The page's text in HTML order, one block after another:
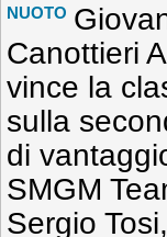
NUOTO
Canottieri
vince la
sulla
di
SMGM
Sergio